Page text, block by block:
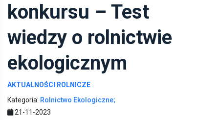
konkursu – Test
wiedzy o rolnictwie
ekologicznym
AKTUALNOŚCI ROLNICZE
Kategoria: Rolnictwo Ekologiczne;
21-11-2023